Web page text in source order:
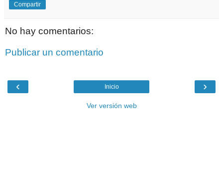
Compartir
No hay comentarios:
Publicar un comentario
‹ ›
Inicio
Ver versión web